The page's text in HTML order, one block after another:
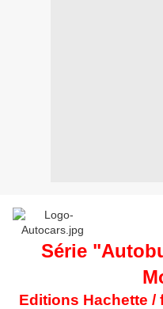
Série
Editions Hachette /